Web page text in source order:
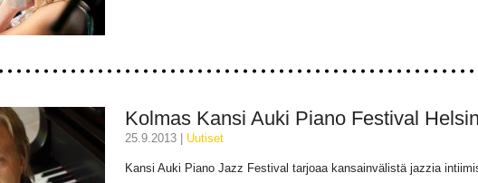
Kolmas Kansi Auki Piano Festival
25.9.2013 | uutiset
Kansi Auki Piano Jazz Festival tarjoaa kansainvälistä jazzia